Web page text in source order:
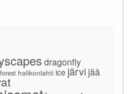
dragonfly
forest halikonlahti ice järvi jää